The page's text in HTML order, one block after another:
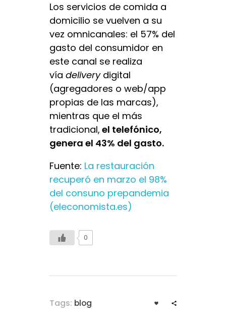
Los servicios de comida a
domicilio se vuelven a su
vez omnicanales: el 57% del
gasto del consumidor en
este canal se realiza
vía deliverydigital
(agregadores o web/app
propias de las marcas),
mientras que el más
tradicional, el telefónico,
genera el 43% del gasto.
Fuente: La restauración
recuperó en marzo el 98%
del consuno prepandemia
(eleconomista.es)
0
Tags: blog